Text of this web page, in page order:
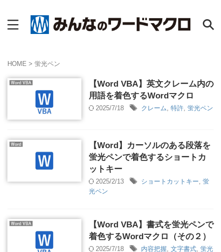
HOME > 蛍光ペン
【Word VBA】英文クレーム内の
用語を着色するWordマクロ
2025/7/18 クレーム, 特許, 蛍光ペン
【Word】カーソルのある段落を
蛍光ペンで着色するショートカ
ットキー
2025/2/13 ショートカットキー, 蛍
光ペン
【Word VBA】書式を蛍光ペンで
着色するWordマクロ（その２）
2025/7/18 内容把握, 文字書式, 蛍光